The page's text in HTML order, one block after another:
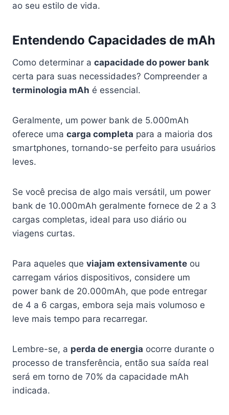
ao seu estilo de vida.
Entendendo Capacidades de mAh
Como determinar a capacidade do power bank
certa para suas necessidades? Compreender a
terminologia mAh é essencial.
Geralmente, um power bank de 5.000mAh
oferece uma carga completa para a maioria dos
smartphones, tornando-se perfeito para usuários
leves.
Se você precisa de algo mais versátil, um power
bank de 10.000mAh geralmente fornece de 2 a 3
cargas completas, ideal para uso diário ou
viagens curtas.
Para aqueles que viajam extensivamente ou
carregam vários dispositivos, considere um
power bank de 20.000mAh, que pode entregar
de 4 a 6 cargas, embora seja mais volumoso e
leve mais tempo para recarregar.
Lembre-se, a perda de energia ocorre durante o
processo de transferência, então sua saída real
será em torno de 70% da capacidade mAh
indicada.